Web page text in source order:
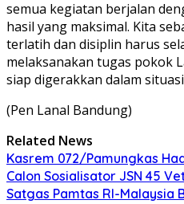
semua kegiatan berjalan
hasil yang maksimal. Kita
terlatih dan disiplin harus
melaksanakan tugas pokok
siap digerakkan dalam
(Pen Lanal Bandung)
Related News
Kasrem 072/Pamungkas
Calon Sosialisator JSN 45
Satgas Pamtas RI-Malaysia